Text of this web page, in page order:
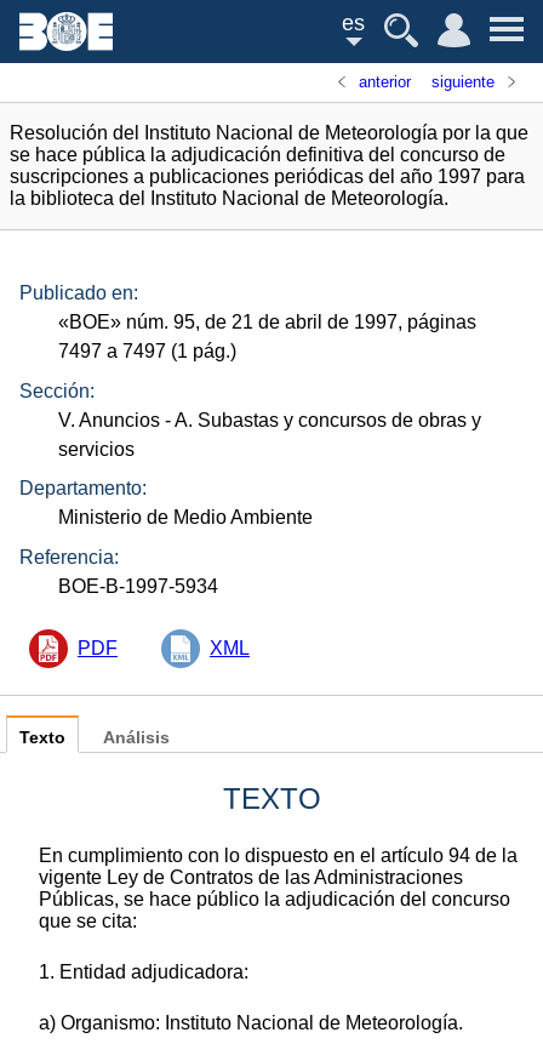
es
anterior siguiente
Resolución del Instituto Nacional de Meteorología por la que
se hace pública la adjudicación definitiva del concurso de
suscripciones a publicaciones periódicas del año 1997 para
la biblioteca del Instituto Nacional de Meteorología.
Publicado en:
«BOE» núm. 95, de 21 de abril de 1997, páginas
7497 a 7497 (1 pág.)
Sección:
V. Anuncios - A. Subastas y concursos de obras y
servicios
Departamento:
Ministerio de Medio Ambiente
Referencia:
BOE-B-1997-5934
PDF XML
Texto
TEXTO
En cumplimiento con lo dispuesto en el artículo 94 de la
vigente Ley de Contratos de las Administraciones
Públicas, se hace público la adjudicación del concurso
que se cita:
1. Entidad adjudicadora:
a) Organismo: Instituto Nacional de Meteorología.
Análisis